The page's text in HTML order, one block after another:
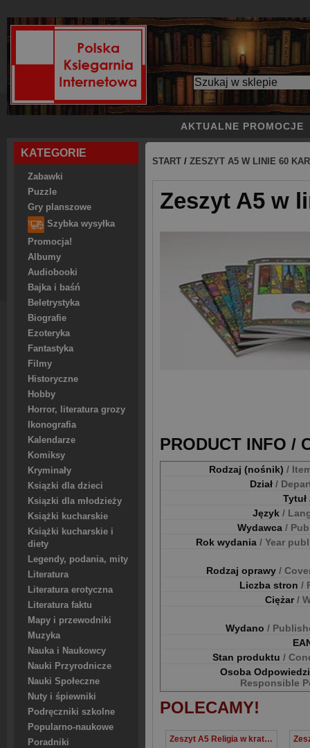
AKTUALNE PROMOCJE
KATEGORIE
Zabawki
Puzzle
Gry planszowe
Szybka wysyłka
Promocja!
Albumy
Audiobooki
Bajka i baśń
Beletrystyka
Biografie
Ezoteryka
Fantastyka
Filmy
Historyczne
Hobby
Horror, literatura grozy
Ikonografia
Kalendarze
Komiksy
Kryminały
Ksiązki dla dzieci
Ksiązki dla młodzieży
Książki kucharskie
Książki kucharskie i
diety
Legendy, podania, mity
Literatura
Literatura erotyczna
Literatura faktu
Mapy i przewodniki
Muzyka
Nauka i Naukowcy
Nauki Przyrodnicze
Nauki Społeczne
Nuty i śpiewniki
Podręczniki szkolne
Popularno-naukowe
Poradniki
START / ZESZYT A5 W LINIE 60
Zeszyt A5 w
PRODUCT INFO /
Rodzaj (nośnik) /
Dział /
Tytuł
Język /
Wydawca /
Rok wydania / Year
Rodzaj oprawy /
Liczba stron /
Ciężar/
Wydano /
Stan produktu /
Osoba
Responsible
POLECAMY!
Zeszyt A5 Religia w kratkę 60 kartek